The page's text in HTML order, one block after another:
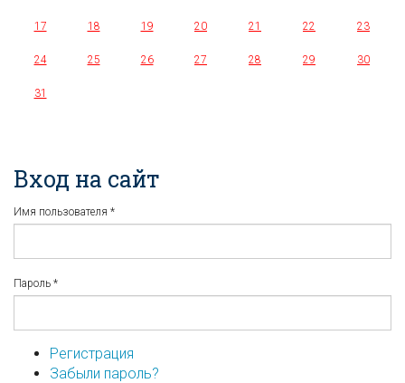
17 18 19 20 21 22 23
24 25 26 27 28 29 30
31
Вход на сайт
Имя пользователя *
Пароль *
Регистрация
Забыли пароль?